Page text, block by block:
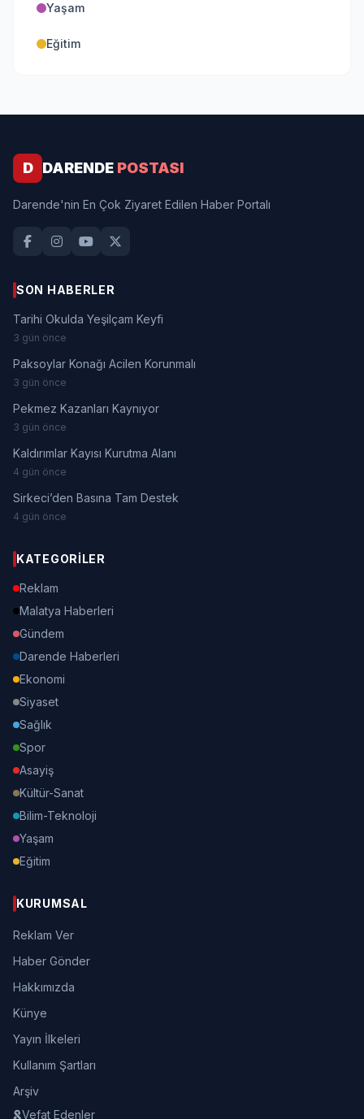
Yaşam
Eğitim
D DARENDE POSTASI
Darende'nin En Çok Ziyaret Edilen Haber Portalı
SON HABERLER
Tarihi Okulda Yeşilçam Keyfi
3 gün önce
Paksoylar Konağı Acilen Korunmalı
3 gün önce
Pekmez Kazanları Kaynıyor
3 gün önce
Kaldırımlar Kayısı Kurutma Alanı
4 gün önce
Sirkeci’den Basına Tam Destek
4 gün önce
KATEGORILER
Reklam
Malatya Haberleri
Gündem
Darende Haberleri
Ekonomi
Siyaset
Sağlık
Spor
Asayiş
Kültür-Sanat
Bilim-Teknoloji
Yaşam
Eğitim
KURUMSAL
Reklam Ver
Haber Gönder
Hakkımızda
Künye
Yayın İlkeleri
Kullanım Şartları
Arşiv
Vefat Edenler